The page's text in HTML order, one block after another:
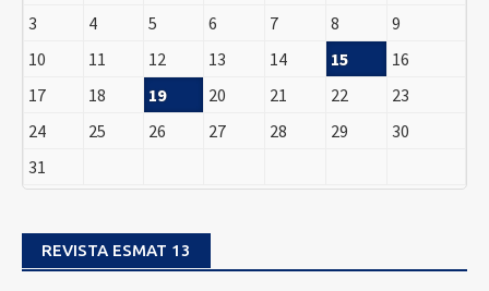
3 4 5 6 7 8
9
10
11 12 13 14 15
16
17
18 19 20 21 22
23
24
25 26 27 28 29
30
31
REVISTA ESMAT 13